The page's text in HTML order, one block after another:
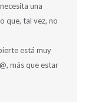
una
que, tal vez, no
está muy
más que estar